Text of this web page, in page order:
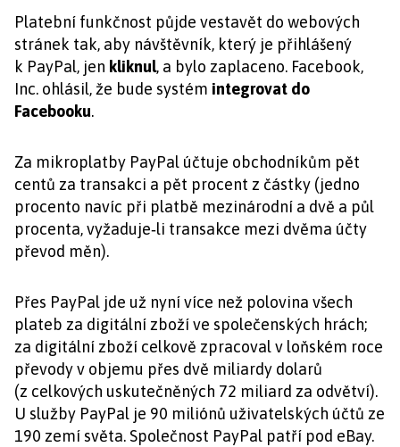
Platební funkčnost půjde vestavět do webových
stránek tak, aby návštěvník, který je přihlášený
k PayPal, jen kliknul, a bylo zaplaceno. Facebook,
Inc. ohlásil, že bude systém integrovat do
Facebooku.
Za mikroplatby PayPal účtuje obchodníkům pět
centů za transakci a pět procent z částky (jedno
procento navíc při platbě mezinárodní a dvě a půl
procenta, vyžaduje‑li transakce mezi dvěma účty
převod měn).
Přes PayPal jde už nyní více než polovina všech
plateb za digitální zboží ve společenských hrách;
za digitální zboží celkově zpracoval v loňském roce
převody v objemu přes dvě miliardy dolarů
(z celkových uskutečněných 72 miliard za odvětví).
U služby PayPal je 90 miliónů uživatelských účtů ze
190 zemí světa. Společnost PayPal patří pod eBay.